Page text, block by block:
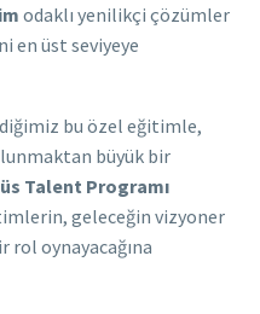
odaklı yenilikçi çözümler
en üst seviyeye
bu özel eğitimle,
büyük bir
Talent Programı
geleceğin vizyoner
oynayacağına